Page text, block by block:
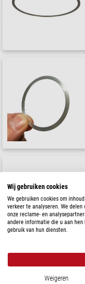
Wij gebruiken cookies
We gebruiken cookies om
verkeer te analyseren. We
onze reclame- en
andere informatie die u aan
gebruik van hun diensten.
Weigeren